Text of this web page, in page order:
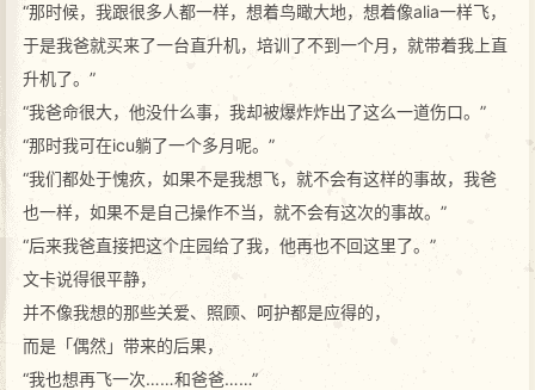
“那时候，我跟很多人都一样，想着鸟瞰大地，想着像alia一样飞，
于是我爸就买来了一台直升机，培训了不到一个月，就带着我上直
升机了。”
“我爸命很大，他没什么事，我却被爆炸炸出了这么一道伤口。”
“那时我可在icu躺了一个多月呢。”
“我们都处于愧疚，如果不是我想飞，就不会有这样的事故，我爸
也一样，如果不是自己操作不当，就不会有这次的事故。”
“后来我爸直接把这个庄园给了我，他再也不回这里了。”
文卡说得很平静，
并不像我想的那些关爱、照顾、呵护都是应得的，
而是「偶然」带来的后果，
“我也想再飞一次……和爸爸……”